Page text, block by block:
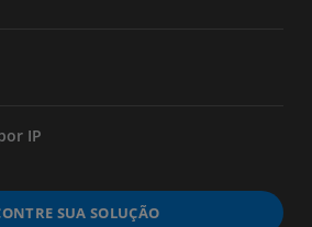
IP
SUA SOLUÇÃO